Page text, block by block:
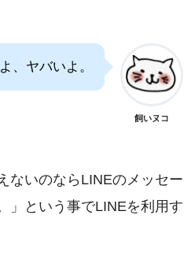
、ヤバいよ。
飼いヌコ
ないのならLINEのメッセー
」という事でLINEを利用す